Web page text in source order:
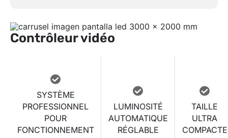
Contrôleur vidéo
SYSTÈME
PROFESSIONNEL
POUR
FONCTIONNEMENT
LUMINOSITÉ
AUTOMATIQUE
RÉGLABLE
TAILLE
ULTRA
COMPACTE